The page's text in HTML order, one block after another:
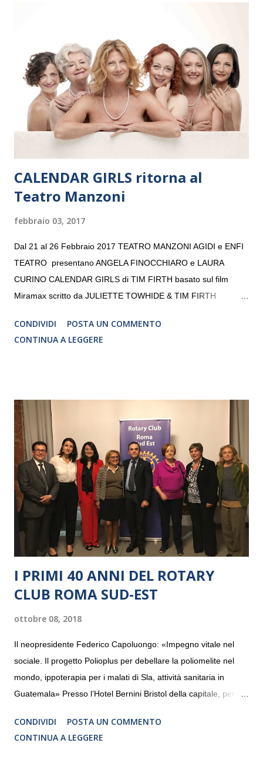
“Settembre dell’Accademia” dove si esibirà per il secondo anno
consecutivo. Il pubblico milanese avrà il piacere di applaudire i
giovani artisti della Baltic Sea Youth Philharmonic per la quarta
volta. L’orchestra, fondata nel 2008 da Kristjan Järvi (affiancato
da un prestigioso consiglio di consulent...
CALENDAR GIRLS ritorna al
Teatro Manzoni
febbraio 03, 2017
Dal 21 al 26 Febbraio 2017 TEATRO MANZONI AGIDI e ENFI
TEATRO presentano ANGELA FINOCCHIARO e LAURA
CURINO CALENDAR GIRLS di TIM FIRTH basato sul film
Miramax scritto da JULIETTE TOWHIDE & TIM FIRTH
CRISTINA PEZZOLI
CONDIVIDI
POSTA UN COMMENTO
CONTINUA A LEGGERE
I PRIMI 40 ANNI DEL ROTARY
CLUB ROMA SUD-EST
ottobre 08, 2018
Il neopresidente Federico Capoluongo: «Impegno vitale nel
sociale. Il progetto Polioplus per debellare la poliomelite nel
mondo, ippoterapia per i malati di Sla, attività sanitaria in
Guatemala» Presso l’Hotel Bernini Bristol della capitale, per la
programmazione del Rotary Club Roma Sud-Est che festeggia
i quaranta anni di attività. Un’occasione per raccontare al
CONDIVIDI
POSTA UN COMMENTO
CONTINUA A LEGGERE